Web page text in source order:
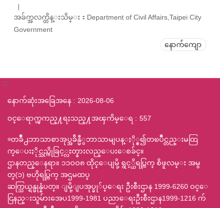
အခ်က္အလက္ထိန္းသိမ္း：Department of Civil Affairs,Taipei City
Government
နောက်ကျော
:::
နောက်ဆုံးအခြေအနေ 2026-08-06
ဝင္ေရာက္ၾကည္႔ရႈသည္႔အၾကိမ္ေရ 557
◎တခ်ဳိ႕ဘာသာစာအုပ္အခ်ိန္မီွဘာသာမျပန္ႏို္င္၍တၿပိဳင္တည္းမထြ
က္ေပးႏိုင္သည္ကိုခြင့္လႊတ္နားလည္ေပးေစခ်င္။
ဌာနတည္ေနရာ။ ၁၁ဝဝ၈ ထိုင္ေပျမို့ ရွင့္ယိရပ္ကြက္ စိဖူလမ္း အမွ
တ္(၁) ဗဟိုရပ္ကြက္ အဌမထပ္
ဆက္သြယ္ရန္ဖုန္နံပတ္။ ျမို့ျပအုပ္ခု်ပ္ေရး ဦးစီးဌာန 1999-6260 ဝင္ေ
ငြနည္းသူမ်ားအေပ1999-1981 ပညာေရးဦးစီးဌာန1999-1216 က်